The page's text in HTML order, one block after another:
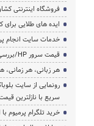
فروشگاه اینترنتی
ایده های طلایی برای
خدمات سایت انجام
قیمت سرور HP/بررسی و خرید سرور اچ پی
هر زبانی، هر زمانی،
رونمایی از سایت
سریع با نازلترین
خرید تلگرام پرمیوم